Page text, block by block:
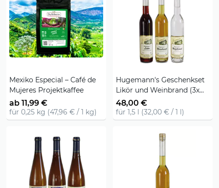
Mexiko Especial – Café de
Mujeres Projektkaffee
ab 11,99 €
für 0,25 kg (47,96 € / 1 kg)
Hugemann's Geschenkset
Likör und Weinbrand (3x
0,5l)
48,00 €
für 1,5 l (32,00 € / 1 l)